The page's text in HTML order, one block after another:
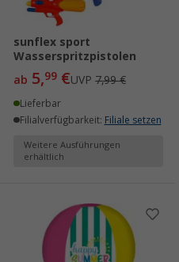
sunflex sport
Wasserspritzpistolen
ab 5,99 €UVP 7,99 €
Lieferbar
Filialverfügbarkeit: Filiale setzen
Weitere Ausführungen
erhältlich